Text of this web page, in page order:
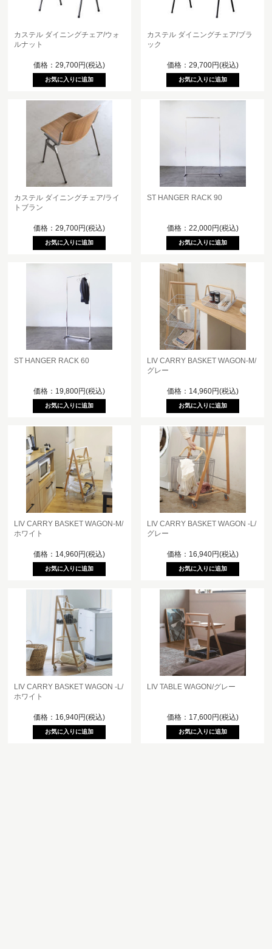
カステル ダイニングチェア/ウォ
ルナット
価格：29,700円(税込)
カステル ダイニングチェア/ブラ
ック
価格：29,700円(税込)
カステル ダイニングチェア/ライ
トブラン
価格：29,700円(税込)
ST HANGER RACK 90
価格：22,000円(税込)
ST HANGER RACK 60
価格：19,800円(税込)
LIV CARRY BASKET WAGON-M/
グレー
価格：14,960円(税込)
LIV CARRY BASKET WAGON-M/
ホワイト
価格：14,960円(税込)
LIV CARRY BASKET WAGON -L/
グレー
価格：16,940円(税込)
LIV CARRY BASKET WAGON -L/
ホワイト
価格：16,940円(税込)
LIV TABLE WAGON/グレー
価格：17,600円(税込)